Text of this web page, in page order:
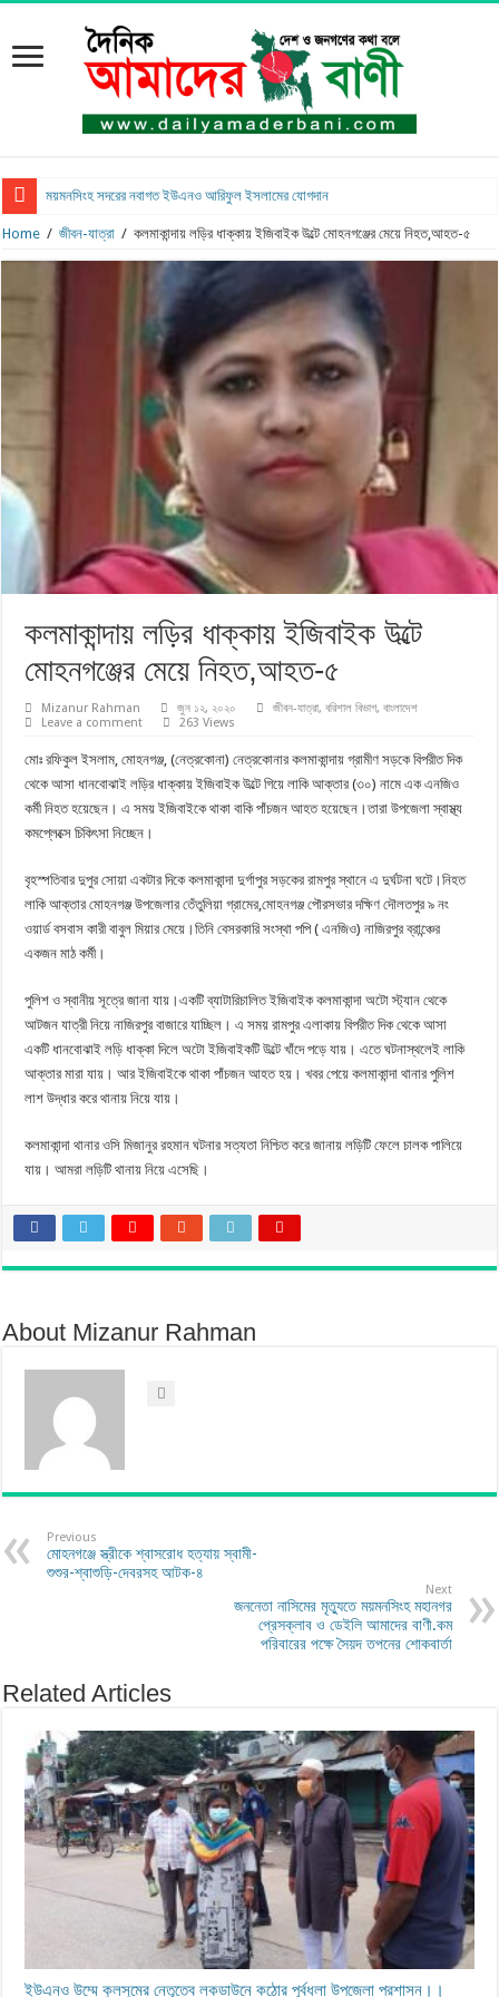
ময়মনসিংহ সদরের নবাগত ইউএনও আরিফুল ইসলামের যোগদান
Home / জীবন-যাত্রা / কলমাকান্দায় লড়ির ধাক্কায় ইজিবাইক উল্টে মোহনগঞ্জের মেয়ে নিহত,আহত-৫
কলমাকান্দায় লড়ির ধাক্কায় ইজিবাইক উল্টে
মোহনগঞ্জের মেয়ে নিহত,আহত-৫
Mizanur Rahman জুন ১২, ২০২০ জীবন-যাত্রা,বরিশাল বিভাগ,বাংলাদেশ
Leave a comment
263 Views
মোঃ রফিকুল ইসলাম, মোহনগঞ্জ, (নেত্রকোনা) নেত্রকোনার কলমাকান্দায় গ্রামীণ সড়কে বিপরীত দিক
থেকে আসা ধানবোঝাই লড়ির ধাক্কায় ইজিবাইক উল্টে গিয়ে লাকি আক্তার (৩০) নামে এক এনজিও
কর্মী নিহত হয়েছেন। এ সময় ইজিবাইকে থাকা বাকি পাঁচজন আহত হয়েছেন।তারা উপজেলা স্বাস্থ্য
কমপ্লেক্সে চিকিৎসা নিচ্ছেন।
বৃহস্পতিবার দুপুর সোয়া একটার দিকে কলমাকান্দা দুর্গাপুর সড়কের রামপুর স্থানে এ দুর্ঘটনা ঘটে।নিহত
লাকি আক্তার মোহনগঞ্জ উপজেলার তেঁতুলিয়া গ্রামের,মোহনগঞ্জ পৌরসভার দক্ষিণ দৌলতপুর ৯ নং
ওয়ার্ড বসবাস কারী বাবুল মিয়ার মেয়ে।তিনি বেসরকারি সংস্থা পপি ( এনজিও) নাজিরপুর ব্রান্ঞ্চের
একজন মাঠ কর্মী।
পুলিশ ও স্বানীয় সূত্রে জানা যায়।একটি ব্যাটারিচালিত ইজিবাইক কলমাকান্দা অটো স্ট্যান থেকে
আটজন যাত্রী নিয়ে নাজিরপুর বাজারে যাচ্ছিল। এ সময় রামপুর এলাকায় বিপরীত দিক থেকে আসা
একটি ধানবোঝাই লড়ি ধাক্কা দিলে অটো ইজিবাইকটি উল্টে খাঁদে পড়ে যায়। এতে ঘটনাস্থলেই লাকি
আক্তার মারা যায়। আর ইজিবাইকে থাকা পাঁচজন আহত হয়। খবর পেয়ে কলমাকান্দা থানার পুলিশ
লাশ উদ্ধার করে থানায় নিয়ে যায়।
কলমাকান্দা থানার ওসি মিজানুর রহমান ঘটনার সত্যতা নিশ্চিত করে জানায় লড়িটি ফেলে চালক পালিয়ে
যায়। আমরা লড়িটি থানায় নিয়ে এসেছি।
About Mizanur Rahman
Previous
মোহনগঞ্জে স্ত্রীকে শ্বাসরোধ হত্যায় স্বামী-
শুশুর-শ্বাশুড়ি-দেবরসহ আটক-৪
Next
জননেতা নাসিমের মৃত্যুতে ময়মনসিংহ মহানগর
প্রেসক্লাব ও ডেইলি আমাদের বাণী.কম
পরিবারের পক্ষে সৈয়দ তপনের শোকবার্তা
Related Articles
ইউএনও উম্মে কুলসুমের নেতৃত্বে লকডাউনে কঠোর পূর্বধলা উপজেলা প্রশাসন।।